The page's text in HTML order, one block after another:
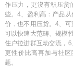
作压力，更沒有积压货
些。4、盈利高：产品
价，也不用压货。4、
可以快速大范畴、规模
住户拉进群互动交流，
更性价比高再加与社
题。